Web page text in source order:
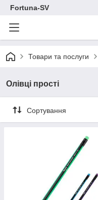
Fortuna-SV
Товари та послуги
Олівці прості
Сортування